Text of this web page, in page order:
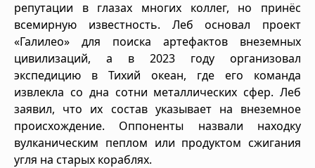
репутации в глазах многих коллег, но принёс
всемирную известность. Леб основал проект
«Галилео» для поиска артефактов внеземных
цивилизаций, а в 2023 году организовал
экспедицию в Тихий океан, где его команда
извлекла со дна сотни металлических сфер. Леб
заявил, что их состав указывает на внеземное
происхождение. Оппоненты назвали находку
вулканическим пеплом или продуктом сжигания
угля на старых кораблях.